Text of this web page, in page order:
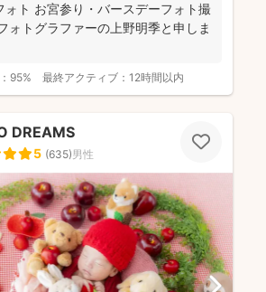
ォト お宮参り・バースデーフォト撮
ォトグラファーの上野明季と申しま
95% 最終アクティブ： 12時間以内
DREAMS
5 (635)男性